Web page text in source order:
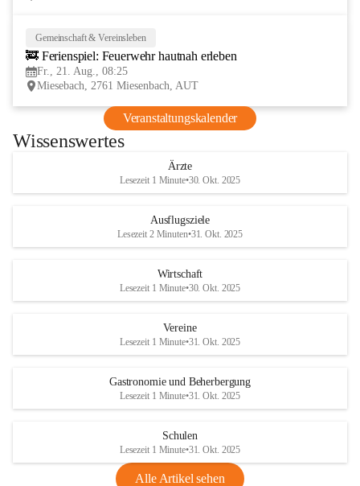
Gemeinschaft & Vereinsleben
🚒 Ferienspiel: Feuerwehr hautnah erleben
Fr., 21. Aug., 08:25
Miesebach, 2761 Miesenbach, AUT
Veranstaltungskalender
Wissenswertes
Ärzte
Lesezeit 1 Minute•30. Okt. 2025
Ausflugsziele
Lesezeit 2 Minuten•31. Okt. 2025
Wirtschaft
Lesezeit 1 Minute•30. Okt. 2025
Vereine
Lesezeit 1 Minute•31. Okt. 2025
Gastronomie und Beherbergung
Lesezeit 1 Minute•31. Okt. 2025
Schulen
Lesezeit 1 Minute•31. Okt. 2025
Alle Artikel sehen